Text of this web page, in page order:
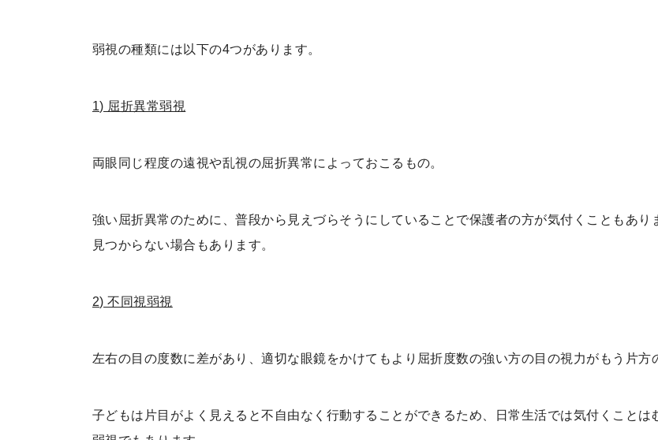
弱視の種類には以下の4つがあります。
1) 屈折異常弱視
両眼同じ程度の遠視や乱視の屈折異常によっておこるもの。
強い屈折異常のために、普段から見えづらそうにしていることで保護者の方が気付くこともあ
見つからない場合もあります。
2) 不同視弱視
左右の目の度数に差があり、適切な眼鏡をかけてもより屈折度数の強い方の目の視力がもう片方
子どもは片目がよく見えると不自由なく行動することができるため、日常生活では気付くこと